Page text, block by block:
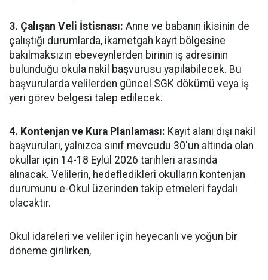
3. Çalışan Veli İstisnası: Anne ve babanın ikisinin de
çalıştığı durumlarda, ikametgah kayıt bölgesine
bakılmaksızın ebeveynlerden birinin iş adresinin
bulunduğu okula nakil başvurusu yapılabilecek. Bu
başvurularda velilerden güncel SGK dökümü veya iş
yeri görev belgesi talep edilecek.
4. Kontenjan ve Kura Planlaması: Kayıt alanı dışı nakil
başvuruları, yalnızca sınıf mevcudu 30'un altında olan
okullar için 14-18 Eylül 2026 tarihleri arasında
alınacak. Velilerin, hedefledikleri okulların kontenjan
durumunu e-Okul üzerinden takip etmeleri faydalı
olacaktır.
Okul idareleri ve veliler için heyecanlı ve yoğun bir
döneme girilirken,